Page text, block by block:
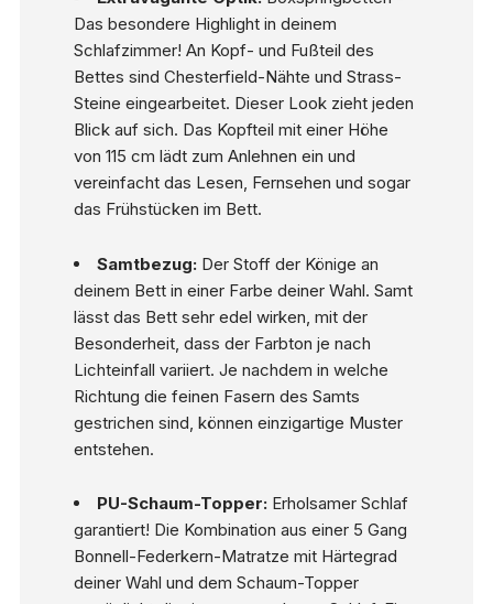
Das besondere Highlight in deinem
Schlafzimmer! An Kopf- und Fußteil des
Bettes sind Chesterfield-Nähte und Strass-
Steine eingearbeitet. Dieser Look zieht jeden
Blick auf sich. Das Kopfteil mit einer Höhe
von 115 cm lädt zum Anlehnen ein und
vereinfacht das Lesen, Fernsehen und sogar
das Frühstücken im Bett.
Samtbezug: Der Stoff der Könige an
deinem Bett in einer Farbe deiner Wahl. Samt
lässt das Bett sehr edel wirken, mit der
Besonderheit, dass der Farbton je nach
Lichteinfall variiert. Je nachdem in welche
Richtung die feinen Fasern des Samts
gestrichen sind, können einzigartige Muster
entstehen.
PU-Schaum-Topper: Erholsamer Schlaf
garantiert! Die Kombination aus einer 5 Gang
Bonnell-Federkern-Matratze mit Härtegrad
deiner Wahl und dem Schaum-Topper